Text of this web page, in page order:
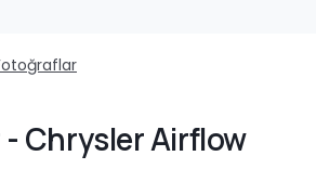
Chrysler Airflow